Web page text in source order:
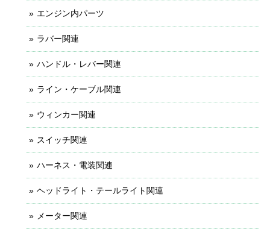
エンジン内パーツ
ラバー関連
ハンドル・レバー関連
ライン・ケーブル関連
ウィンカー関連
スイッチ関連
ハーネス・電装関連
ヘッドライト・テールライト関連
メーター関連